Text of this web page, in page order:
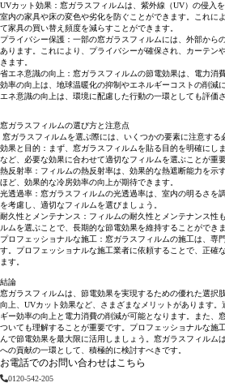
UVカット効果：窓ガラスフィルムは、紫外線（UV）の侵入
室内の家具や床の変色や劣化を防ぐことができます。これに
て家具の買い替え頻度を減らすことができます。
プライバシー保護：一部の窓ガラスフィルムには、外部から
あります。これにより、プライバシーが確保され、カーテン
きます。
省エネ意識の向上：窓ガラスフィルムの節電効果は、電力消
効率の向上は、地球温暖化の抑制やエネルギーコストの削減
エネ意識の向上は、環境に配慮した行動の一環としても評価さ
窓ガラスフィルムの選び方と注意点
窓ガラスフィルムを選ぶ際には、いくつかの要素に注意する
効果と目的：まず、窓ガラスフィルムを貼る目的を明確にし
など、必要な効果に合わせて適切なフィルムを選ぶことが重要
熱反射率：フィルムの熱反射率は、効果的な熱遮断能力を示
ほど、効果的な冷房効率の向上が期待できます。
光透過率：窓ガラスフィルムの光透過率は、室内の明るさを
を考慮し、適切なフィルムを選びましょう。
耐久性とメンテナンス：フィルムの耐久性とメンテナンス性
ルムを選ぶことで、長期的な節電効果を維持することができま
プロフェッショナルな施工：窓ガラスフィルムの施工は、専
す。プロフェッショナルな施工業者に依頼することで、正確
ます。
結論
窓ガラスフィルムは、節電効果を実現するための優れた選択
向上、UVカット効果など、さまざまなメリットがあります
ギー効率の向上と電力消費の削減が可能となります。また、
ついても理解することが重要です。プロフェッショナルな施
んで節電効果を最大限に活用しましょう。窓ガラスフィルム
への貢献の一環として、積極的に検討すべきです。
お電話でのお問い合わせはこちら
0120-542-205